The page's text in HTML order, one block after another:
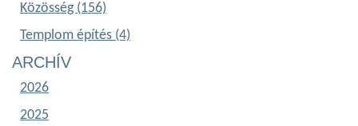
Közösség (156)
Templom építés (4)
ARCHÍV
2026
2025